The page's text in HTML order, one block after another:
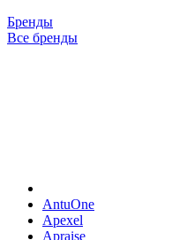
Бренды
Все бренды
AntuOne
Apexel
Apraise